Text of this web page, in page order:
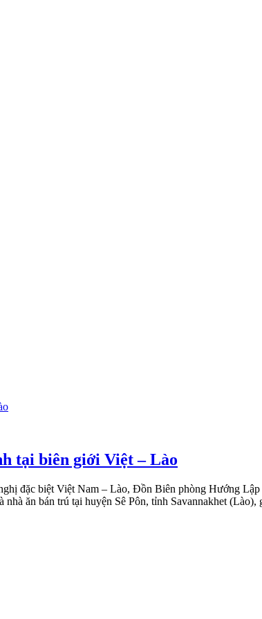
tại biên giới Việt – Lào
đặc biệt Việt Nam – Lào, Đồn Biên phòng Hướng
ăn bán trú tại huyện Sê Pôn, tỉnh Savannakhet